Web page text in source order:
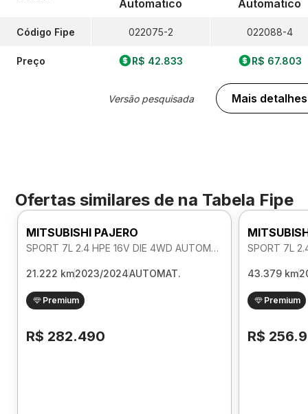
Código Fipe
Preço
Automatico
022075-2
R$ 42.833
Versão pesquisada
Automatico
022088-4
R$ 67.803
Mais detalhes
Ofertas similares de na Tabela Fipe
MITSUBISHI PAJERO
SPORT 7L 2.4 HPE 16V DIE 4WD AUTOMATICO
21.222 km2023/2024AUTOMAT.
Premium
R$ 282.490
43.379 km
Premium
R$